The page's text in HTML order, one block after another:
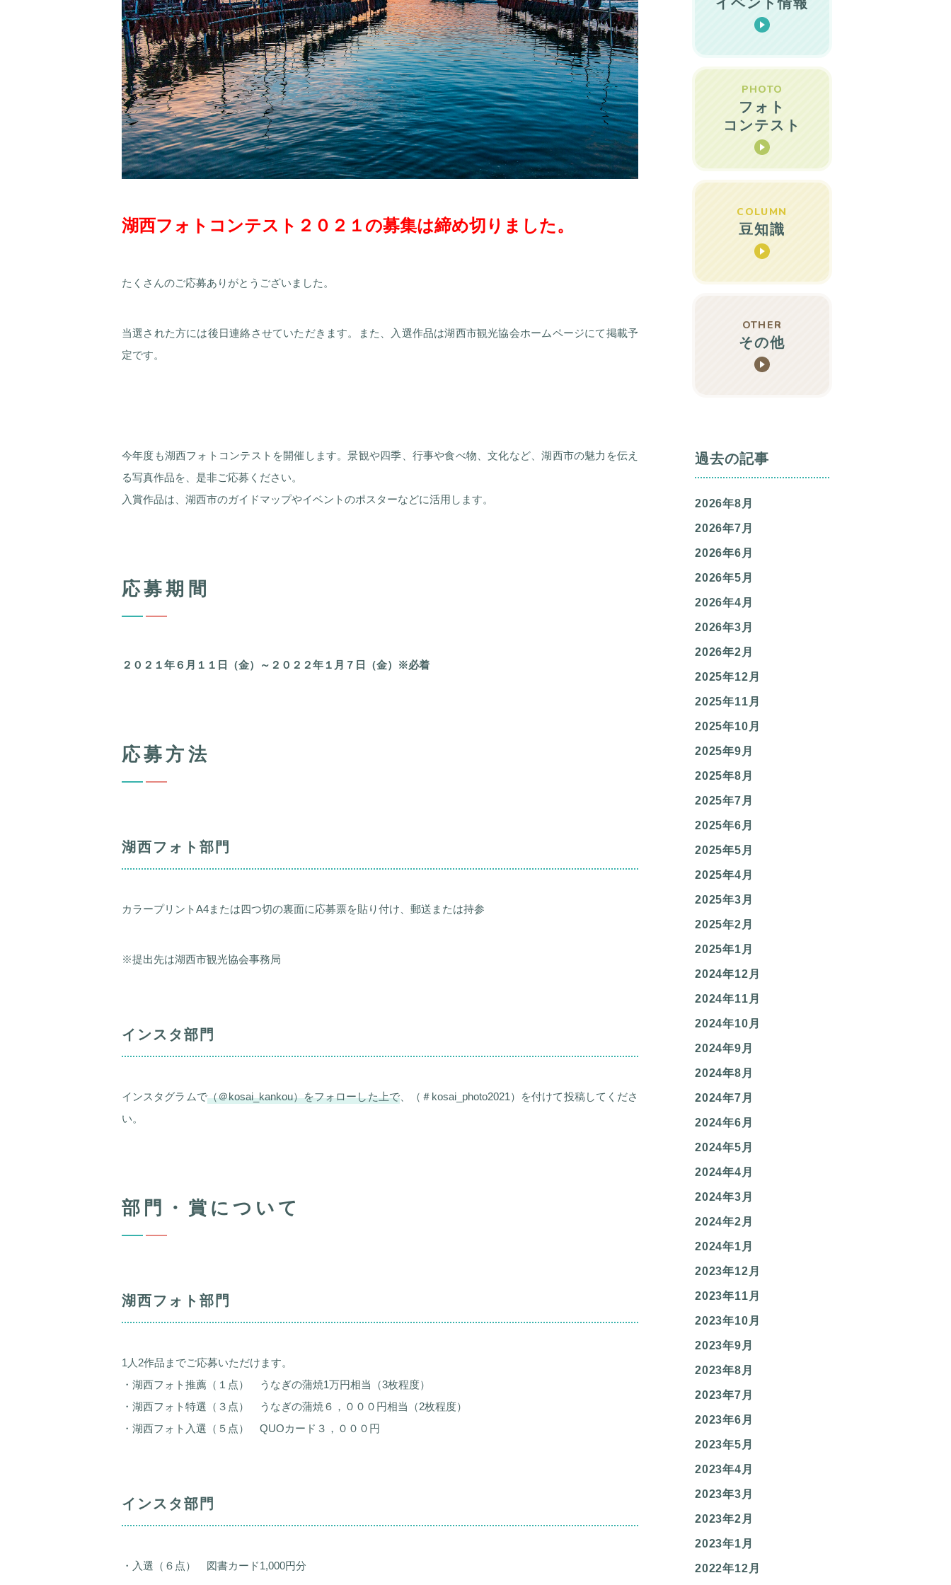
湖西フォトコンテスト２０２１の募集は締め切りました。
たくさんのご応募ありがとうございました。
当選された方には後日連絡させていただきます。また、入選作品は湖西市観光協会ホームページにて掲載予
定です。
今年度も湖西フォトコンテストを開催します。景観や四季、行事や食べ物、文化など、湖西市の魅力を伝え
る写真作品を、是非ご応募ください。
入賞作品は、湖西市のガイドマップやイベントのポスターなどに活用します。
応募期間
２０２１年６月１１日（金）～２０２２年１月７日（金）※必着
応募方法
湖西フォト部門
カラープリントA4または四つ切の裏面に応募票を貼り付け、郵送または持参
※提出先は湖西市観光協会事務局
インスタ部門
インスタグラムで（＠kosai_kankou）をフォローした上で、（＃kosai_photo2021）を付けて投稿してくださ
い。
部門・賞について
湖西フォト部門
1人2作品までご応募いただけます。
・湖西フォト推薦（１点） うなぎの蒲焼1万円相当（3枚程度）
・湖西フォト特選（３点） うなぎの蒲焼６，０００円相当（2枚程度）
・湖西フォト入選（５点） QUOカード３，０００円
インスタ部門
・入選（６点） 図書カード1,000円分
PHOTO
フォト
コンテスト
COLUMN
豆知識
OTHER
その他
過去の記事
2026年8月
2026年7月
2026年6月
2026年5月
2026年4月
2026年3月
2026年2月
2025年12月
2025年11月
2025年10月
2025年9月
2025年8月
2025年7月
2025年6月
2025年5月
2025年4月
2025年3月
2025年2月
2025年1月
2024年12月
2024年11月
2024年10月
2024年9月
2024年8月
2024年7月
2024年6月
2024年5月
2024年4月
2024年3月
2024年2月
2024年1月
2023年12月
2023年11月
2023年10月
2023年9月
2023年8月
2023年7月
2023年6月
2023年5月
2023年4月
2023年3月
2023年2月
2023年1月
2022年12月